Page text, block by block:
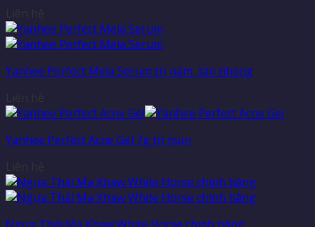
Yanhee Perfect Mela Serum trị nám, tàn nhang
Yanhee Perfect Acne Gel 7g trị mụn
Ngựa Thái Ma Khaw White Horse chính hãng